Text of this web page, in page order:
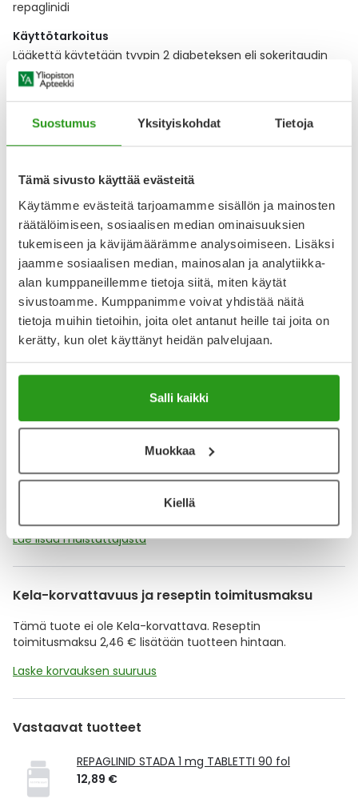
Suostumus Yksityiskohdat Tietoja
Tämä sivusto käyttää evästeitä
Käytämme evästeitä tarjoamamme sisällön ja mainosten
räätälöimiseen, sosiaalisen median ominaisuuksien
tukemiseen ja kävijämäärämme analysoimiseen. Lisäksi
jaamme sosiaalisen median, mainosalan ja analytiikka-
alan kumppaneillemme tietoja siitä, miten käytät
sivustoamme. Kumppanimme voivat yhdistää näitä
tietoja muihin tietoihin, joita olet antanut heille tai joita on
kerätty, kun olet käyttänyt heidän palvelujaan.
Salli kaikki
Muokkaa
Kiellä
repaglinidi
Käyttötarkoitus
Lääkettä käytetään tyypin 2 diabeteksen eli sokeritaudin
hoitoon.
Annostus
Lääkärin ohjeen mukaan.
Näytä koko kuvaus
Lääkkeillä ja reseptillä ostetuilla tuotteilla ei ole
palautusoikeutta.
Varaa reseptilääke apteekkiin, maksa apteekissa
Katso kaikki REPAGLINIDE KRKA-tuotteet
Muistuttajan avulla pidät huolen, että tilaat tarvitsemasi
tuotteet ajoissa, eivätkä ne lopu kesken.
Lisää tuote muistuttajaan
Lue lisää muistuttajasta
Kela-korvattavuus ja reseptin toimitusmaksu
Tämä tuote ei ole Kela-korvattava. Reseptin
toimitusmaksu 2,46 € lisätään tuotteen hintaan.
Laske korvauksen suuruus
Vastaavat tuotteet
REPAGLINID STADA 1 mg TABLETTI 90 fol
12,89 €